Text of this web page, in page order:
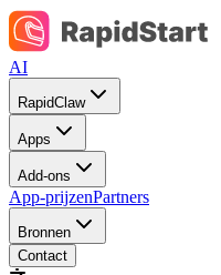
AI
RapidClaw
Apps
Add-ons
App-prijzenPartners
Bronnen
Contact